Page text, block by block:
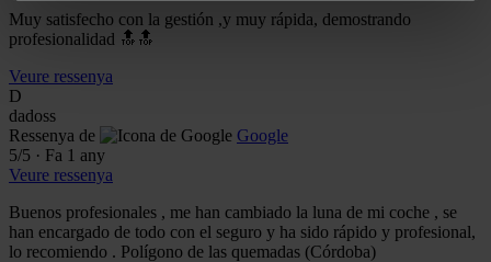
Muy satisfecho con la gestión ,y muy rápida, demostrando
profesionalidad 🔝🔝
Veure ressenya
D
dadoss
Ressenya de
Google
5/5 · Fa 1 any
Veure ressenya
Buenos profesionales , me han cambiado la luna de mi coche , se
han encargado de todo con el seguro y ha sido rápido y profesional,
lo recomiendo . Polígono de las quemadas (Córdoba)